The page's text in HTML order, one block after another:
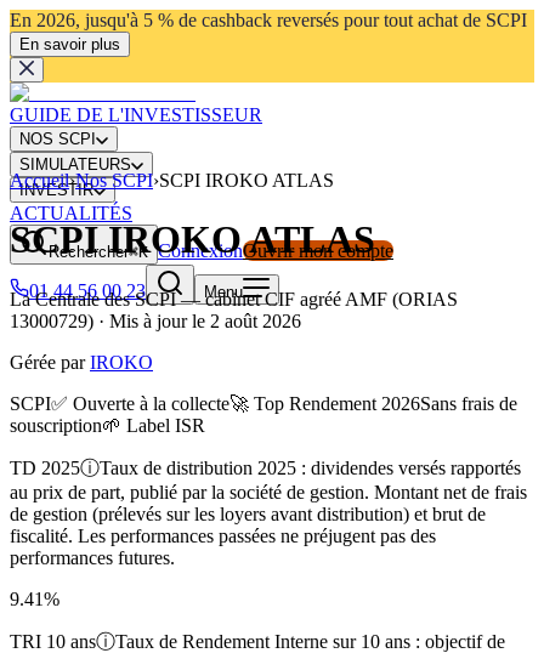
En 2026, jusqu'à 5 % de cashback reversés pour tout achat de SCPI
En savoir plus
GUIDE DE L'INVESTISSEUR
NOS SCPI
SIMULATEURS
INVESTIR
ACTUALITÉS
Rechercher⌘K ConnexionOuvrir mon compte
01 44 56 00 23
Menu
Accueil›Nos SCPI›SCPI IROKO ATLAS
SCPI IROKO ATLAS
La Centrale des SCPI — cabinet CIF agréé AMF (ORIAS
13000729) · Mis à jour le 2 août 2026
Gérée par IROKO
SCPI✅ Ouverte à la collecte🚀 Top Rendement 2026Sans frais de
souscription🌱 Label ISR
TD 2025ⓘTaux de distribution 2025 : dividendes versés rapportés
au prix de part, publié par la société de gestion. Montant net de frais
de gestion (prélevés sur les loyers avant distribution) et brut de
fiscalité. Les performances passées ne préjugent pas des
performances futures.
9.41%
TRI 10 ansⓘTaux de Rendement Interne sur 10 ans : objectif de